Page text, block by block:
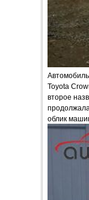
Toyota
второе
облик